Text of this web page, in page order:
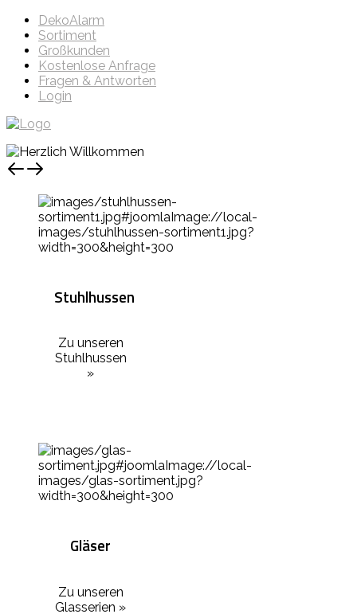
DekoAlarm
Sortiment
Großkunden
Kostenlose Anfrage
Fragen & Antworten
Login
Stuhlhussen
Zu unseren
Stuhlhussen
»
Gläser
Zu unseren
Glasserien »